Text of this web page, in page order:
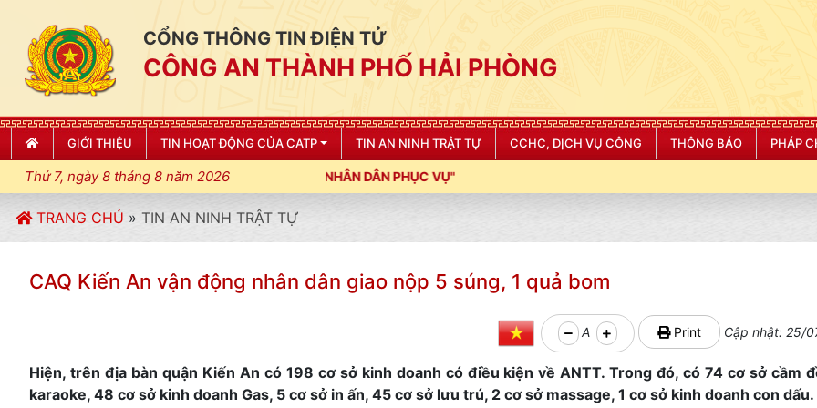
CỔNG THÔNG TIN ĐIỆN TỬ
CÔNG AN THÀNH PHỐ HẢI PHÒNG
GIỚI THIỆU TIN HOẠT ĐỘNG CỦA CATP TIN AN NINH TRẬT TỰ CCHC, DỊCH VỤ CÔNG THÔNG BÁO PHÁP
Thứ 7, ngày 8 tháng 8 năm 2026
TRANG CHỦ » TIN AN NINH TRẬT TỰ
CAQ Kiến An vận động nhân dân giao nộp 5 súng, 1 quả bom
A Print Cập nhật: 25/
Hiện, trên địa bàn quận Kiến An có 198 cơ sở kinh doanh có điều kiện về ANTT. Trong đó, có 74 cơ sở cầm
karaoke, 48 cơ sở kinh doanh Gas, 5 cơ sở in ấn, 45 cơ sở lưu trú, 2 cơ sở massage, 1 cơ sở kinh doanh con dấu.